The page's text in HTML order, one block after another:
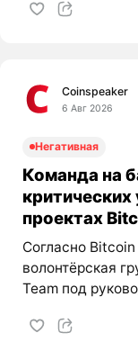
Coinspeaker
6 Авг 2026
Негативная
Команда на
проектах
Согласно
волонтёрская
Team под